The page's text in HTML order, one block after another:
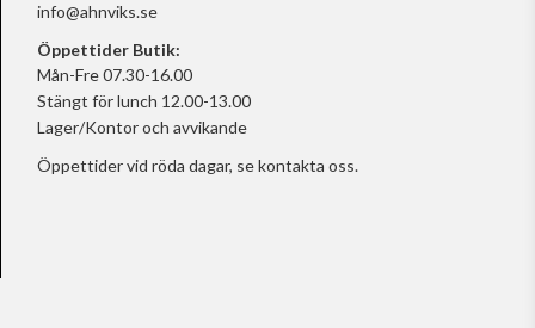
info@ahnviks.se
Öppettider Butik:
Mån-Fre 07.30-16.00
Stängt för lunch 12.00-13.00
Lager/Kontor och avvikande
Öppettider vid röda dagar, sekontakta oss.